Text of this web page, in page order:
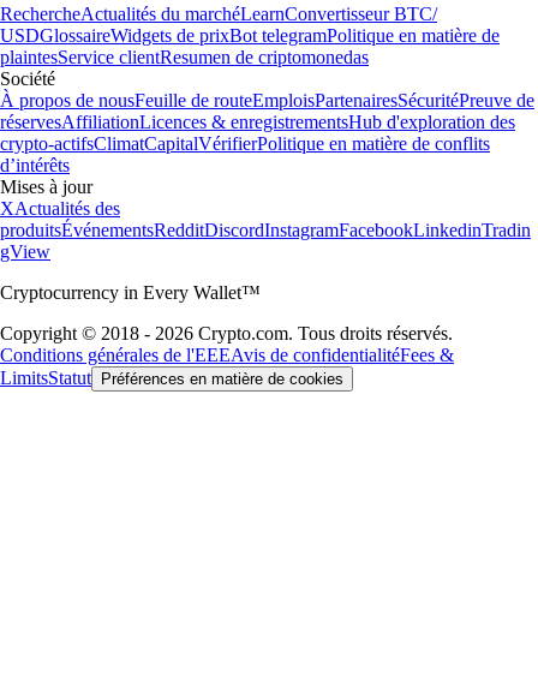
RechercheActualités du marchéLearnConvertisseur BTC/
USDGlossaireWidgets de prixBot telegramPolitique en matière de
plaintesService clientResumen de criptomonedas
Société
À propos de nousFeuille de routeEmploisPartenairesSécuritéPreuve de
réservesAffiliationLicences & enregistrementsHub d'exploration des
crypto-actifsClimatCapitalVérifierPolitique en matière de conflits
d’intérêts
Mises à jour
XActualités des
produitsÉvénementsRedditDiscordInstagramFacebookLinkedinTradin
gView
Cryptocurrency in Every Wallet™
Copyright © 2018 - 2026 Crypto.com. Tous droits réservés.
Conditions générales de l'EEEAvis de confidentialitéFees &
LimitsStatut Préférences en matière de cookies